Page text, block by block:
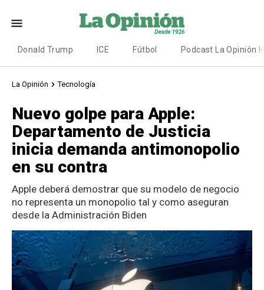
Donald Trump ICE Fútbol Podcast La Opinión
La Opinión Tecnología
Nuevo golpe para Apple:
Departamento de Justicia
inicia demanda antimonopolio
en su contra
Apple deberá demostrar que su modelo de negocio
no representa un monopolio tal y como aseguran
desde la Administración Biden